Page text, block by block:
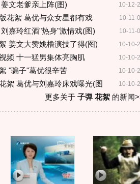
10-12-
文老爹亲上阵(图)
10-11-
花絮 葛优与众女星都有戏
10-11-
刘嘉玲红酒"热身"激情戏(图)
10-10-
姜文大赞姚橹演技了得(图)
10-10-
频 十一猛男集体亮胸肌
10-10-
"骗子"葛优很辛苦
10-10-
絮 葛优与刘嘉玲床戏曝光(图
更多关于 子弹 花絮的新闻